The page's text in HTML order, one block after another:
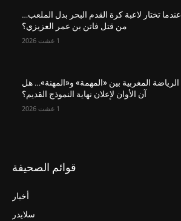
عندما تختار لاعبة كرة القدم البحر بدل الملعب…
من قتل فاتن بن عمر العزيزي؟
1 غشت 2026
الرياضة المغربية بين «المهمة» و«المهنة»… هل
آن الأوان لإعلان نهاية النموذج القديم؟
1 غشت 2026
قوائم الصحيفة
أخبار
سلايدر